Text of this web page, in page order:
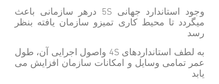
وجود استاندارد جهانی 5S درهر سازمانی باعث
میگردد تا محیط کاری تمیزو سازمان یافته بنظر
رسد
به لطف استانداردهای 4S واصول اجرایی آن، طول
عمر تمامی وسایل و امکانات سازمان افزایش می
یابد